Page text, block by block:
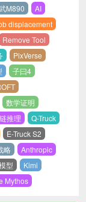
M890
AI
displacement
Remove Tool
PixVerse
子曰4
数学证明
推理
Q-Truck
E-Truck S2
略
Anthropic
型
Kimi
Mythos